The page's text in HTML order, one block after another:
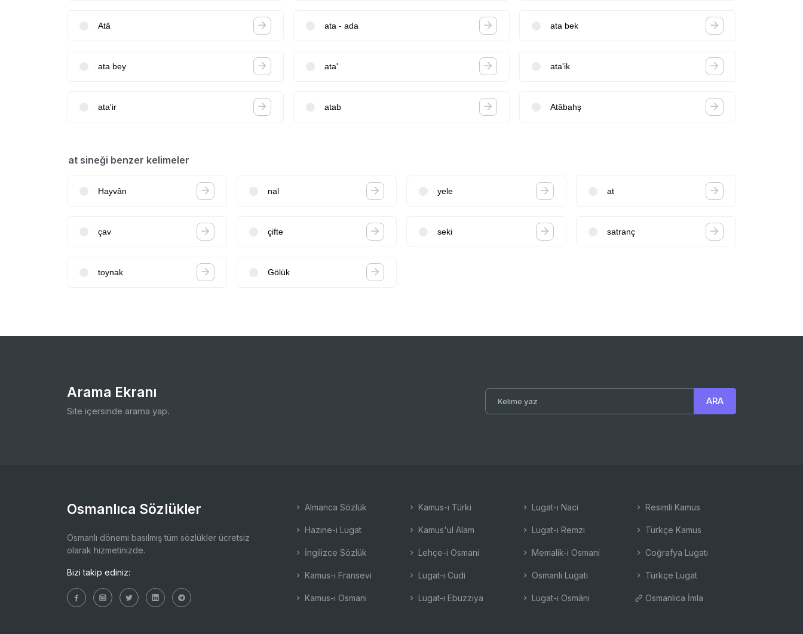
Atâ ata - ada ata bek
ata bey ata' ata'ik
ata'ir atab Atâbahş
at sineği benzer kelimeler
Hayvân nal yele at
çav çifte seki satranç
toynak Gölük
Arama Ekranı
Site içersinde arama yap.
Osmanlıca Sözlükler
Osmanlı dönemi basılmış tüm sözlükler ücretsiz
olarak hizmetinizde.
Bizi takip ediniz:
Almanca Sözlük
Hazine-i Lugat
İngilizce Sözlük
Kamus-ı Fransevi
Kamus-ı Osmani
Kamus-ı Türki
Kamus'ul Alam
Lehçe-i Osmani
Lugat-ı Cudi
Lugat-ı Ebuzziya
Lugat-ı Naci
Lugat-ı Remzi
Memalik-i Osmani
Osmanlı Lugatı
Lugat-ı Osmâni
Resimli Kamus
Türkçe Kamus
Coğrafya Lugatı
Türkçe Lugat
Osmanlıca İmla